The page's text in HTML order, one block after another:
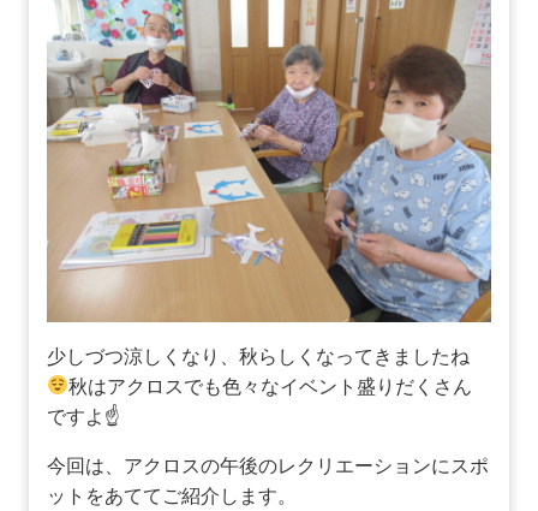
少しづつ涼しくなり、秋らしくなってきましたね
秋はアクロスでも色々なイベント盛りだくさん
ですよ☝
今回は、アクロスの午後のレクリエーションにスポ
ットをあててご紹介します。